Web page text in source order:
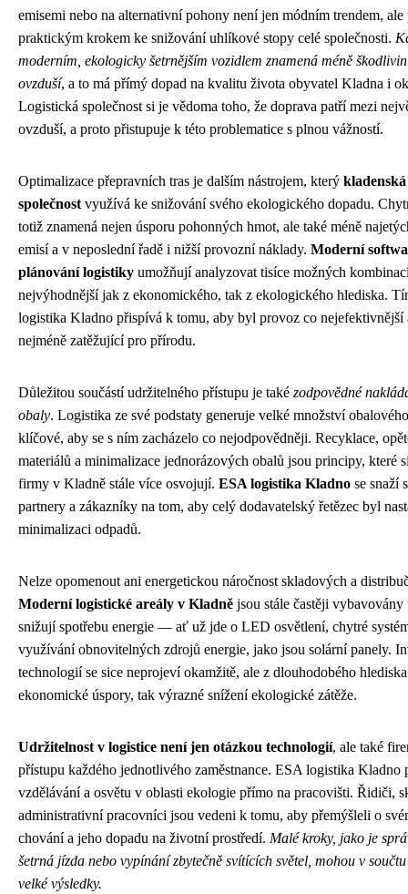
emisemi nebo na alternativní pohony není jen módním trendem, ale
praktickým krokem ke snižování uhlíkové stopy celé společnosti.
moderním, ekologicky šetrnějším vozidlem znamená méně
ovzduší, a to má přímý dopad na kvalitu života obyvatel Kladna i
Logistická společnost si je vědoma toho, že doprava patří mezi
ovzduší, a proto přistupuje k této problematice s plnou vážností.
Optimalizace přepravních tras je dalším nástrojem, který
společnost využívá ke snižování svého ekologického dopadu.
totiž znamená nejen úsporu pohonných hmot, ale také méně
emisí a v neposlední řadě i nižší provozní náklady. Moderní
plánování logistiky umožňují analyzovat tisíce možných
nejvýhodnější jak z ekonomického, tak z ekologického hlediska.
logistika Kladno přispívá k tomu, aby byl provoz co nejefektivnější
nejméně zatěžující pro přírodu.
Důležitou součástí udržitelného přístupu je také zodpovědné
obaly. Logistika ze své podstaty generuje velké množství
klíčové, aby se s ním zacházelo co nejodpovědněji. Recyklace,
materiálů a minimalizace jednorázových obalů jsou principy, které
firmy v Kladně stále více osvojují. ESA logistika Kladno se snaží
partnery a zákazníky na tom, aby celý dodavatelský řetězec byl
minimalizaci odpadů.
Nelze opomenout ani energetickou náročnost skladových a
Moderní logistické areály v Kladně jsou stále častěji
snižují spotřebu energie — ať už jde o LED osvětlení, chytré
využívání obnovitelných zdrojů energie, jako jsou solární panely.
technologií se sice neprojeví okamžitě, ale z dlouhodobého
ekonomické úspory, tak výrazné snížení ekologické zátěže.
Udržitelnost v logistice není jen otázkou technologií, ale také
přístupu každého jednotlivého zaměstnance. ESA logistika Kladno
vzdělávání a osvětu v oblasti ekologie přímo na pracovišti. Řidiči,
administrativní pracovníci jsou vedeni k tomu, aby přemýšleli o
chování a jeho dopadu na životní prostředí. Malé kroky, jako je
šetrná jízda nebo vypínání zbytečně svítících světel, mohou v
velké výsledky.